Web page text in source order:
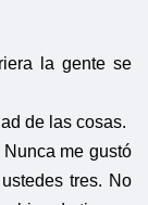
la gente se
de las cosas.
me gustó
tres. No